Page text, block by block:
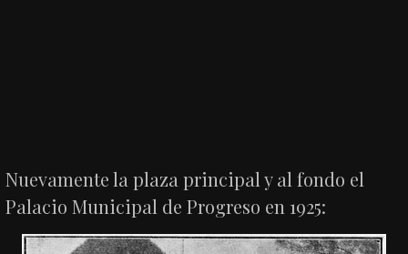
Nuevamente la plaza principal y al fondo el
Palacio Municipal de Progreso en 1925: